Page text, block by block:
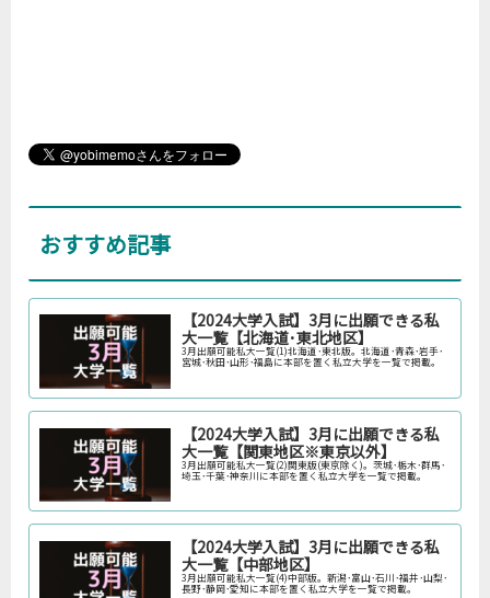
おすすめ記事
【2024大学入試】3月に出願できる私
大一覧【北海道･東北地区】
3月出願可能私大一覧(1)北海道･東北版。北海道･青森･岩手･
宮城･秋田･山形･福島に本部を置く私立大学を一覧で掲載。
【2024大学入試】3月に出願できる私
大一覧【関東地区※東京以外】
3月出願可能私大一覧(2)関東版(東京除く)。茨城･栃木･群馬･
埼玉･千葉･神奈川に本部を置く私立大学を一覧で掲載。
【2024大学入試】3月に出願できる私
大一覧【中部地区】
3月出願可能私大一覧(4)中部版。新潟･富山･石川･福井･山梨･
長野･静岡･愛知に本部を置く私立大学を一覧で掲載。